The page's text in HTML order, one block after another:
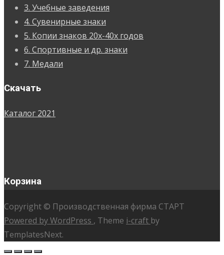
3. Учебные заведения
4. Сувенирные знаки
5. Копии знаков 20х-40х годов
6. Спортивные и др. знаки
7. Медали
Скачать
Каталог 2021
Корзина
Copyright © Производственная фирма СТАРТ
Powered by WordPress , Theme i-craft by
TemplatesNext.